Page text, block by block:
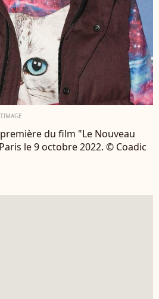
du film "Le Nouveau
le 9 octobre 2022. © Coadic